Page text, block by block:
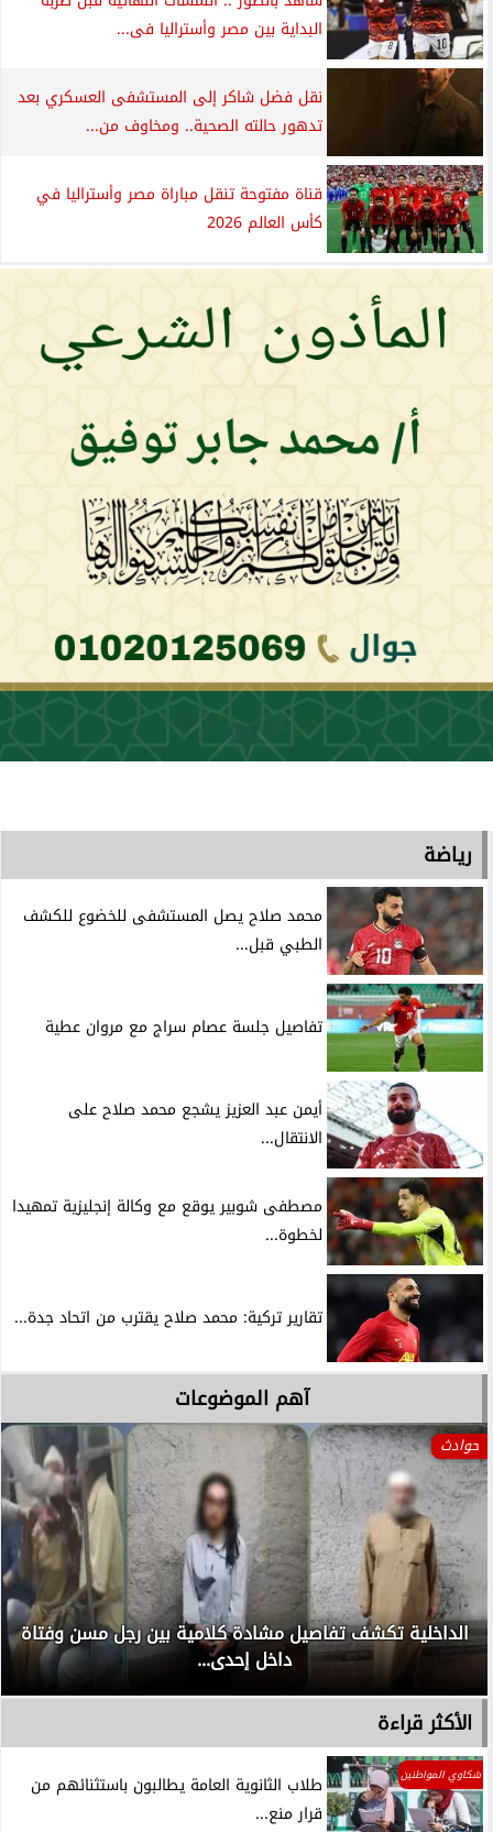
البداية بين مصر وأستراليا فى...
نقل فضل شاكر إلى المستشفى العسكري بعد
تدهور حالته الصحية.. ومخاوف من...
قناة مفتوحة تنقل مباراة مصر وأستراليا في
كأس العالم 2026
رياضة
محمد صلاح يصل المستشفى للخضوع للكشف
الطبي قبل...
تفاصيل جلسة عصام سراج مع مروان عطية
أيمن عبد العزيز يشجع محمد صلاح على
الانتقال...
مصطفى شوبير يوقع مع وكالة إنجليزية تمهيدا
لخطوة...
تقارير تركية: محمد صلاح يقترب من اتحاد جدة...
آهم الموضوعات
امن مصر
أجهزة الأمن تضبط شخص لقيامه بإطلاق عيار نارى تجاه أحد
الكلاب الضالة...
الأكثر قراءة
شكاوي المواطنين
طلاب الثانوية العامة يطالبون باستثنائهم من
قرار منع...